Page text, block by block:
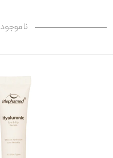
ناموجود